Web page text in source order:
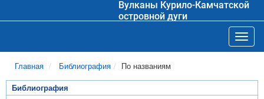
Вулканы Курило-Камчатской
островной дуги
Главная Библиография По названиям
Библиография